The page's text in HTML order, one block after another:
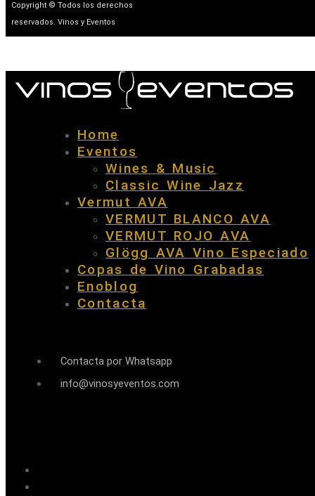
Copyright © Todos los derechos
reservados. Vinos y Eventos
Home
Eventos
Wines & Music
Classic Wine Jazz
Vermut AVA
VERMUT BLANCO AVA
VERMUT ROJO AVA
Glögg AVA Vino Especiado
Copas de Vino Grabadas
Enoblog
Contacta
Contacta por Whatsapp
info@vinosyeventos.com